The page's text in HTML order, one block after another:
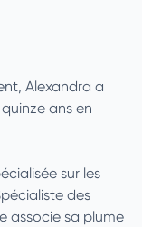
Alexandra a
ans en
sur les
des
associe sa plume